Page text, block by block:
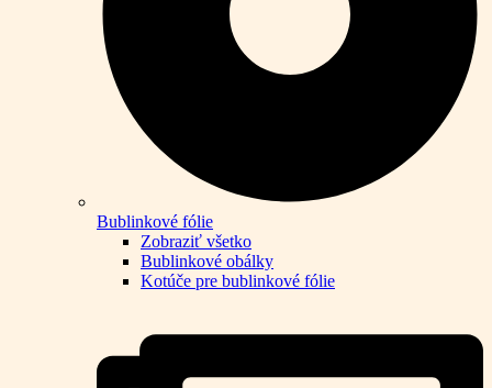
Bublinkové fólie
Zobraziť všetko
Bublinkové obálky
Kotúče pre bublinkové fólie